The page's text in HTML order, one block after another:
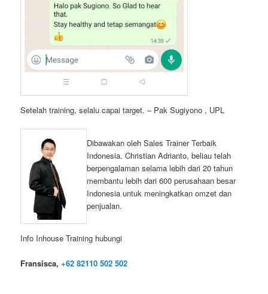
Setelah training, selalu capai target. – Pak Sugiyono , UPL
Dibawakan oleh Sales Trainer Terbaik
Indonesia. Christian Adrianto, beliau telah
berpengalaman selama lebih dari 20 tahun
membantu lebih dari 600 perusahaan besar
Indonesia untuk meningkatkan omzet dan
penjualan.
Info Inhouse Training hubungi
Fransisca,+62 82110 502 502